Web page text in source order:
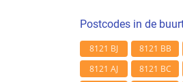
Postcodes in de
8121 BJ 8121 BB
8121 AJ
8121 BC